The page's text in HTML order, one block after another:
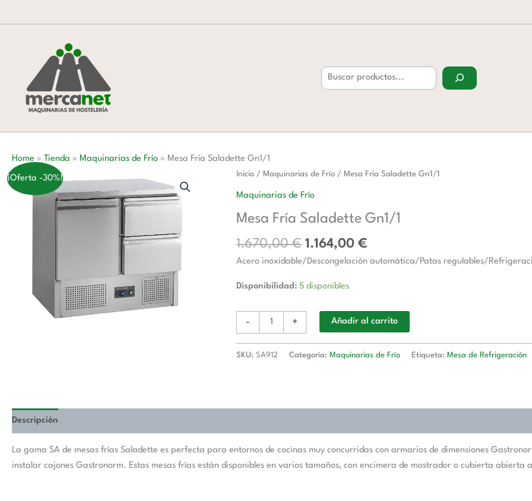
al
Home » Tienda » Maquinarias de Frío » Mesa Fría Saladette Gn1/1
¡Oferta -30%! Inicio / Maquinarias de Frío / Mesa Fría Saladette Gn1/1
Maquinarias de Frío
Mesa Fría Saladette Gn1/1
1.670,00€
El
precio
era:
1.670,00 €.
1.164,00€
El
es:
Acero inoxidable/Descongelación automática/Patas regulables/
Disponibilidad: 5 disponibles
-
Mesa
Gn1/1
+ Añadir al carrito
SKU:SA912 Categoría: Maquinarias de Frío Etiqueta: Mesa de Refrigeración
Descripción
La gama SA de mesas frías Saladette es perfecta para entornos de cocinas muy concurridas con armarios de dimensiones
instalar cajones Gastronorm. Estas mesas frías están disponibles en varios tamaños, con encimera de mostrador o cubierta